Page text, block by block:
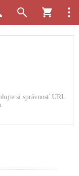
si správnosť URL